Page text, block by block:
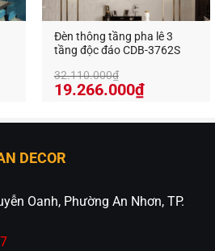
Đèn thông tầng pha lê 3
tầng độc đáo CDB-3762S
32.110.000₫
Giá
là:
19.266.000₫Giá
tại
DECOR
Oanh, Phường An Nhơn, TP.